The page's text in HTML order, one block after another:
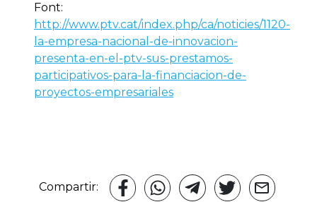
Font:
http://www.ptv.cat/index.php/ca/noticies/1120-
la-empresa-nacional-de-innovacion-
presenta-en-el-ptv-sus-prestamos-
participativos-para-la-financiacion-de-
proyectos-empresariales
Compartir: